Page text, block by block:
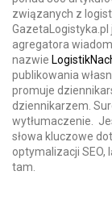
związanych z
agregatora
nazwie
publikowania
promuje
dziennikarzem.
wytłumaczenie.
słowa kluczowe
optymalizacji SEO,
tam.